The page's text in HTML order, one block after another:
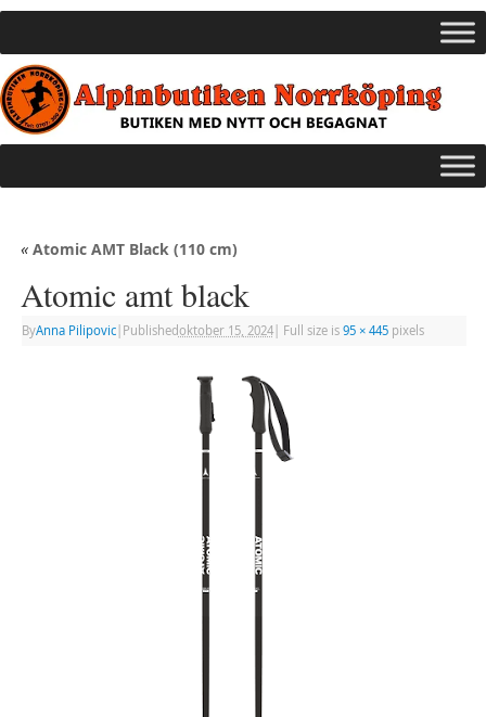
«Atomic AMT Black (110 cm)
Atomic amt black
ByAnna Pilipovic| Publishedoktober 15, 2024| Full size is 95 × 445pixels